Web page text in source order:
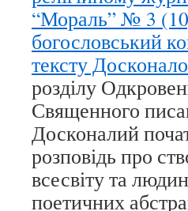
“Мораль” № 3
богословський
тексту
розділу
Священного
Досконалий
розповідь про
всесвіту та
поетичних